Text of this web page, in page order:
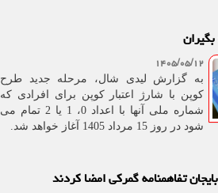
۱۴۰۵/۰۵/۱۲
به گزارش لیدی شال، مرحله جدید طرح
کوپن با شارژ اعتبار کوپن برای افرادی که
شماره ملی آنها با اعداد 0، 1 یا 2 تمام می
شود در روز 15 مرداد 1405 آغاز خواهد شد.
تفاهمنامه گمرکی امضا کردند